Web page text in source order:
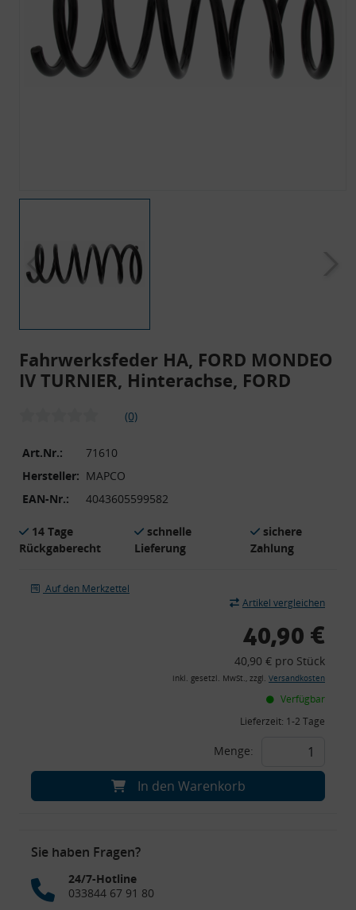
Fahrwerksfeder HA, FORD MONDEO
IV TURNIER, Hinterachse, FORD
(0)
Art.Nr.:
71610
Hersteller: MAPCO
EAN-Nr.:
4043605599582
14 Tage
Rückgaberecht
schnelle
Lieferung
sichere
Zahlung
Auf den Merkzettel
Artikel vergleichen
40,90 €
40,90 € pro Stück
inkl. gesetzl. MwSt., zzgl. Versandkosten
Verfügbar
Lieferzeit: 1-2 Tage
Menge:
In den Warenkorb
Sie haben Fragen?
24/7-Hotline
033844 67 91 80